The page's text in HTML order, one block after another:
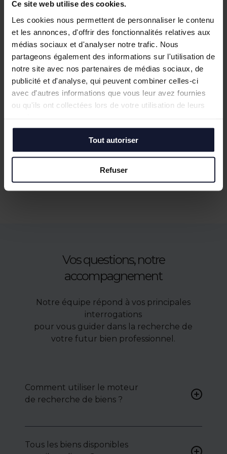
Ce site web utilise des cookies.
Les cookies nous permettent de personnaliser le contenu
et les annonces, d'offrir des fonctionnalités relatives aux
médias sociaux et d'analyser notre trafic. Nous
partageons également des informations sur l'utilisation de
notre site avec nos partenaires de médias sociaux, de
publicité et d'analyse, qui peuvent combiner celles-ci
avec d'autres informations que vous leur avez fournies
ou qu'ils ont collectées lors de votre utilisation de leurs
Tout autoriser
Refuser
LOOS
Vente/Location
En savoir plus
Vos questions, notre
accompagnement
Notre équipe répond à vos principales
interrogations
pour vous guider dans la recherche de
votre futur bien professionnel.
Comment utiliser le moteur
de recherche de biens ?
pour accéder à une liste de
Tous les biens disponibles